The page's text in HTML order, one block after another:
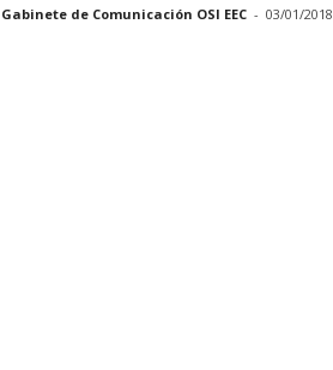
Gabinete de Comunicación OSI EEC - 03/01/2018